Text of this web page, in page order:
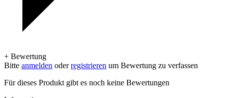
+ Bewertung
Bitte anmelden oderregistrieren um Bewertung zu verfassen
Für dieses Produkt gibt es noch keine Bewertungen